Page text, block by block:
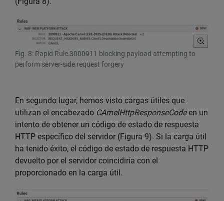
Fig. 8: Rapid Rule 3000911 blocking payload attempting to
perform server-side request forgery
En segundo lugar, hemos visto cargas útiles que
utilizan el encabezado CAmelHttpResponseCodeen un
intento de obtener un código de estado de respuesta
HTTP específico del servidor (Figura 9). Si la carga útil
ha tenido éxito, el código de estado de respuesta HTTP
devuelto por el servidor coincidiría con el
proporcionado en la carga útil.